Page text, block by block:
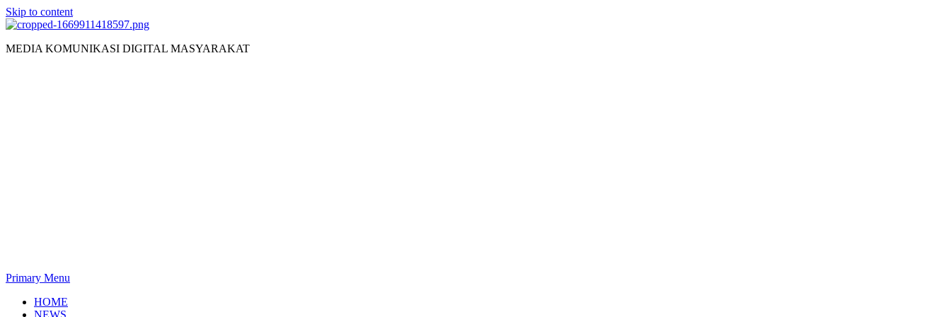
Skip to content
MEDIA KOMUNIKASI DIGITAL MASYARAKAT
Primary Menu
HOME
NEWS